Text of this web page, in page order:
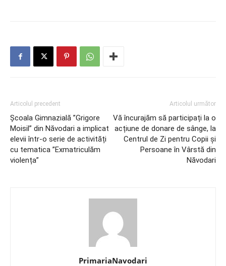
Articolul precedent
Școala Gimnazială ”Grigore
Moisil” din Năvodari a implicat
elevii într-o serie de activități
cu tematica ”Exmatriculăm
violența”
Articolul următor
Vă încurajăm să participați la o
acțiune de donare de sânge, la
Centrul de Zi pentru Copii și
Persoane în Vârstă din
Năvodari
PrimariaNavodari